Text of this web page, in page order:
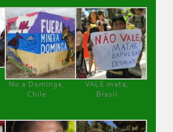
No a Dominga,
Chile
VALE mata,
Brasil